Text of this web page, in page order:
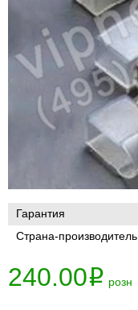
Гарантия
Страна-производитель
240.00i розн